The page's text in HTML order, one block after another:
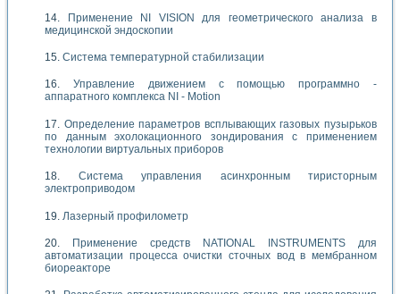
Применение NI VISION для геометрического анализа в
медицинской эндоскопии
Система температурной стабилизации
Управление движением с помощью программно -
аппаратного комплекса NI - Motion
Определение параметров всплывающих газовых пузырьков
по данным эхолокационного зондирования с применением
технологии виртуальных приборов
Система управления асинхронным тиристорным
электроприводом
Лазерный профилометр
Применение средств NATIONAL INSTRUMENTS для
автоматизации процесса очистки сточных вод в мембранном
биореакторе